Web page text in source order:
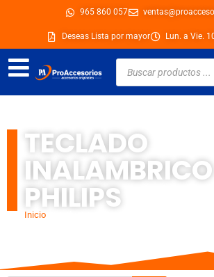
contenido
965 860 057
Deseas Lista por mayor Lun. a Vie.
Búsqueda
productos
TECLADO
INALAMBRICO
PHILIPS
Inicio